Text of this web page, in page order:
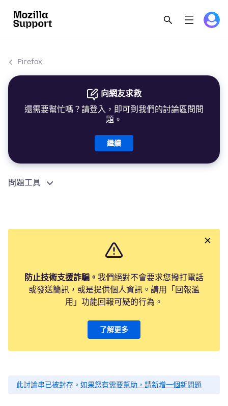
Firefox
向網友求救
還需要幫忙嗎？請登入，即可到我們的討論區問問
題。
繼續
問題工具
防止技術支援詐騙。 我們絕對不會要求您撥打電話
或發送簡訊，或是提供個人資訊。請用「回報濫
用」功能回報可疑的行為。
了解更多
此討論串已被封存。 如果您有需要幫助，請新增一個新問題